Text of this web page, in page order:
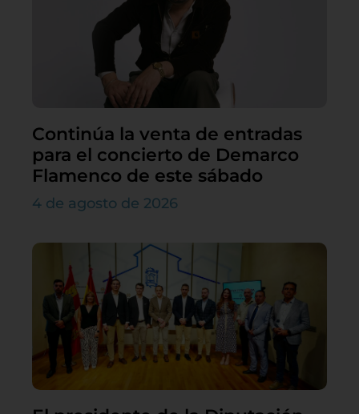
Continúa la venta de entradas
para el concierto de Demarco
Flamenco de este sábado
4 de agosto de 2026